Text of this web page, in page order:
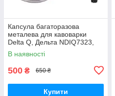
Капсула багаторазова
металева для кавоварки
Delta Q, Дельта NDIQ7323,
ICafilas+ 2 ущільнюючі кільця
CCOMDQ1
В наявності
500 ₴ 650 ₴
Купити